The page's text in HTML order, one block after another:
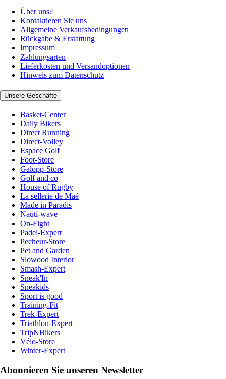
Über uns?
Kontaktieren Sie uns
Allgemeine Verkaufsbedingungen
Rückgabe & Erstattung
Impressum
Zahlungsarten
Lieferkosten und Versandoptionen
Hinweis zum Datenschutz
Unsere Geschäfte
Basket-Center
Daily Bikers
Direct Running
Direct-Volley
Espace Golf
Foot-Store
Galopp-Store
Golf and co
House of Rugby
La sellerie de Maé
Made in Paradis
Nauti-wave
On-Fight
Padel-Expert
Pecheur-Store
Pet and Garden
Slowood Interior
Smash-Expert
Sneak'In
Sneakids
Sport is good
Training-Fit
Trek-Expert
Triathlon-Expert
TripNBikers
Vélo-Store
Winter-Expert
Abonnieren Sie unseren Newsletter